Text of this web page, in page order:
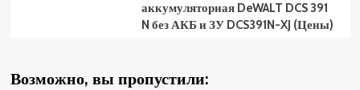
аккумуляторная DeWALT DCS 391
N без АКБ и ЗУ DCS391N-XJ (Цены)
Возможно, вы пропустили: